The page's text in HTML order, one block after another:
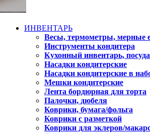
ИНВЕНТАРЬ
Весы, термометры, мерные
Инструменты кондитера
Кухонный инвентарь, посуда
Насадки кондитерские
Насадки кондитерские в
Мешки кондитерские
Лента бордюрная для торта
Палочки, дюбеля
Коврики, бумага/фольга
Коврики с разметкой
Коврики для эклеров/